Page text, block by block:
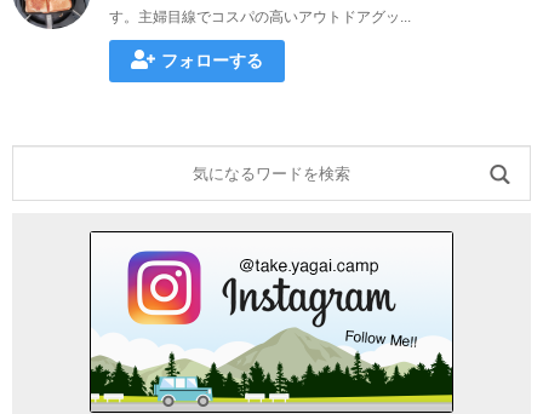
す。主婦目線でコスパの高いアウトドアグッ...
フォローする